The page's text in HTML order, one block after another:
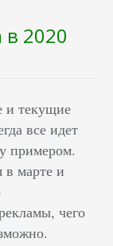
в 2020
и текущие
все идет
примером.
в марте и
чего